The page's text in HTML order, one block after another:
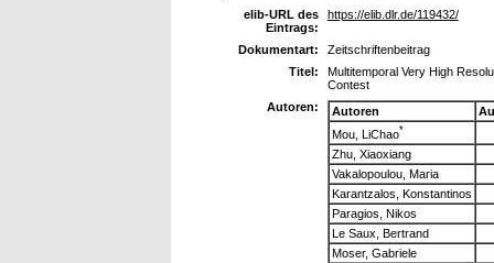
elib-URL des
Eintrags:
https://elib.dlr.de/119432/
Dokumentart:
Zeitschriftenbeitrag
Titel:
Multitemporal Very High
Contest
Autoren:
Autoren
Mou, LiChao*
Zhu, Xiaoxiang
Vakalopoulou, Maria
Karantzalos, Konstantinos
Paragios, Nikos
Le Saux, Bertrand
Moser, Gabriele